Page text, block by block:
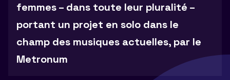
femmes – dans toute leur pluralité –
portant un projet en solo dans le
champ des musiques actuelles, par le
Metronum